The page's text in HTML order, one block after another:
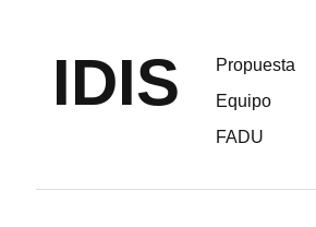
IDIS
Propuesta
Equipo
FADU